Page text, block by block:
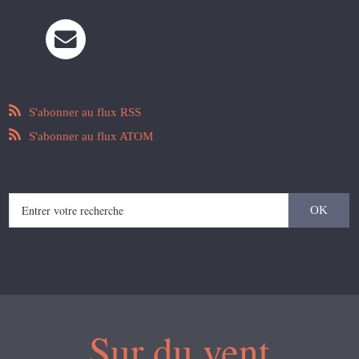
S'abonner au flux RSS
S'abonner au flux ATOM